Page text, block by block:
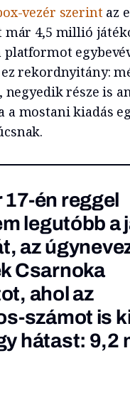
vezér szerintaz
már 4,5 millió
rekordnyitány:
negyedik része is
a mostani kiadás
én reggel
legutóbb a
az
Csarnoka
ahol az
számot is
hátast: 9,2